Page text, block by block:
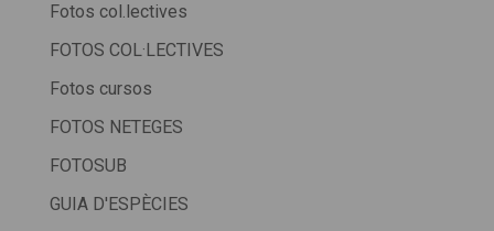
Fotos col.lectives
FOTOS COL·LECTIVES
Fotos cursos
FOTOS NETEGES
FOTOSUB
GUIA D'ESPÈCIES